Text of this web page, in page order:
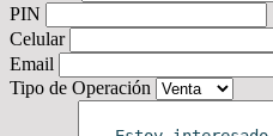
PIN
Celular
Email
Tipo de Operación